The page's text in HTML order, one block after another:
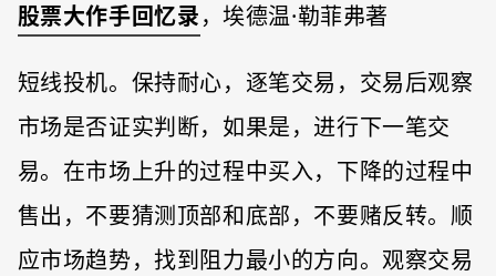
股票大作手回忆录，埃德温·勒菲弗著
短线投机。保持耐心，逐笔交易，交易后观察
市场是否证实判断，如果是，进行下一笔交
易。在市场上升的过程中买入，下降的过程中
售出，不要猜测顶部和底部，不要赌反转。顺
应市场趋势，找到阻力最小的方向。观察交易